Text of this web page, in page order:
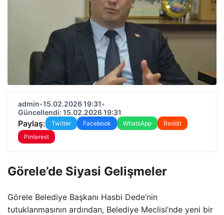
admin•15.02.2026 19:31•
Güncellendi: 15.02.2026 19:31
Paylaş: Twitter Facebook WhatsApp
Reddit
Pinterest
Görele’de Siyasi Gelişmeler
Görele Belediye Başkanı Hasbi Dede’nin
tutuklanmasının ardından, Belediye Meclisi’nde yeni bir